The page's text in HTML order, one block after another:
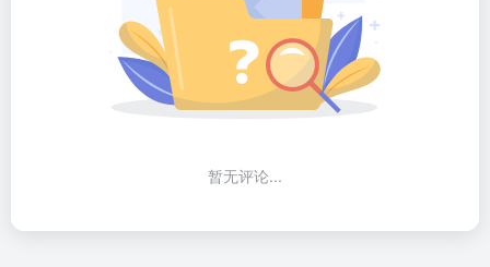
暂无评论...